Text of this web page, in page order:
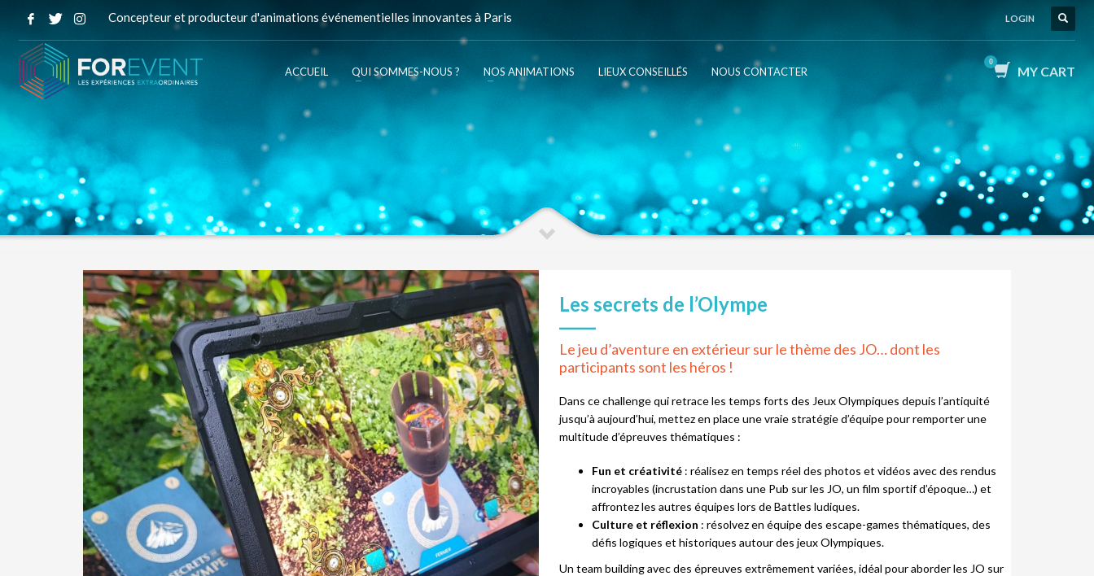
Concepteur et producteur d'animations événementielles innovantes à Paris LOGIN
ACCUEIL QUI SOMMES-NOUS ? NOS ANIMATIONS LIEUX CONSEILLÉS NOUS CONTACTER MY CART
Les secrets de l’Olympe
Le jeu d’aventure en extérieur sur le thème des JO… dont les
participants sont les héros !
Dans ce challenge qui retrace les temps forts des Jeux Olympiques depuis l’antiquité
jusqu’à aujourd’hui, mettez en place une vraie stratégie d’équipe pour remporter une
multitude d’épreuves thématiques :
Fun et créativité : réalisez en temps réel des photos et vidéos avec des rendus
incroyables (incrustation dans une Pub sur les JO, un film sportif d’époque…) et
affrontez les autres équipes lors de Battles ludiques.
Culture et réflexion : résolvez en équipe des escape-games thématiques, des
défis logiques et historiques autour des jeux Olympiques.
Un team building avec des épreuves extrêmement variées, idéal pour aborder les JO sur